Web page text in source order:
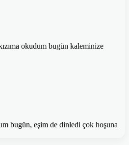
okudum bugün kaleminize
bugün, eşim de dinledi çok hoşuna